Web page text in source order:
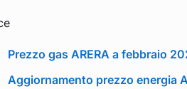
Prezzo gas ARERA a febbraio
Aggiornamento prezzo energia